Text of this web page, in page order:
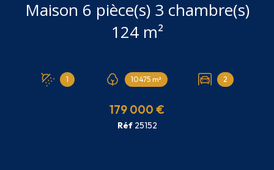
Maison 6 pièce(s) 3 chambre(s)
124 m²
1 10475 m² 2
179 000 €
Réf 25152